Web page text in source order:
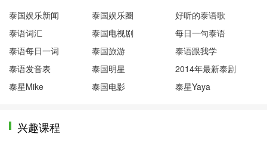
泰国娱乐新闻 泰国娱乐圈
好听的泰语歌
泰语词汇
泰国电视剧
每日一句泰语
泰语每日一词
泰国旅游
泰语跟我学
泰语发音表
泰国明星
2014年最新泰剧
泰星Mike
泰国电影 泰星Yaya
兴趣课程